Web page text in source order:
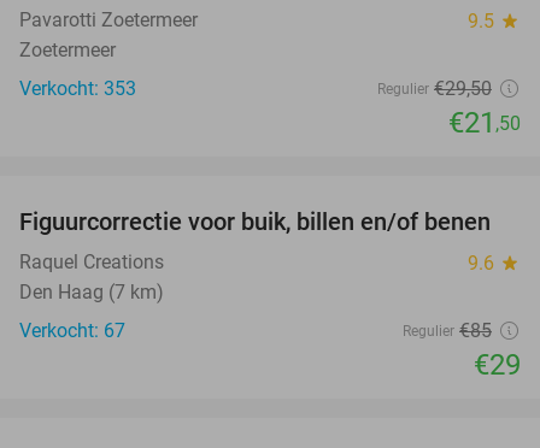
Pavarotti Zoetermeer 9.5 star
Zoetermeer
Verkocht: 353
Regulier €29,50
€21 ,50
66%
Figuurcorrectie voor buik, billen en/of benen
Raquel Creations 9.6 star
Den Haag (7 km)
Verkocht: 67
Regulier €85
€29